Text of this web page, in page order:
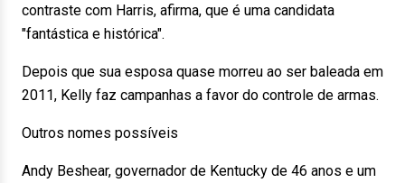
contraste com Harris, afirma, que é uma candidata
"fantástica e histórica".
Depois que sua esposa quase morreu ao ser baleada em
2011, Kelly faz campanhas a favor do controle de armas.
Outros nomes possíveis
Andy Beshear, governador de Kentucky de 46 anos e um